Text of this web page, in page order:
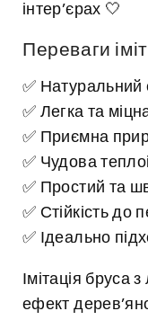
інтер’єрах 🤍
Переваги
✅ Натуральний
✅ Легка та
✅ Приємна
✅ Чудова
✅ Простий та
✅ Стійкість до
✅ Ідеально
Імітація бруса
ефект